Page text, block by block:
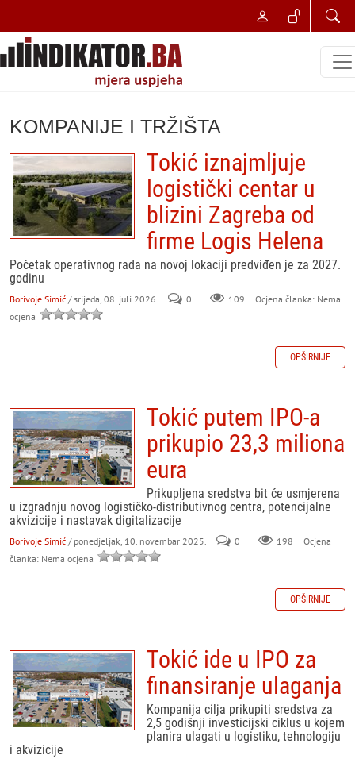
KOMPANIJE I TRŽIŠTA
Tokić iznajmljuje
logistički centar u
blizini Zagreba od
firme Logis Helena
Početak operativnog rada na novoj lokaciji predviđen je za 2027.
godinu
Borivoje Simić / srijeda, 08. juli 2026. 0 109
Ocjena članka: Nema
ocjena
OPŠIRNIJE
Tokić putem IPO-a
prikupio 23,3 miliona
eura
Prikupljena sredstva bit će usmjerena
u izgradnju novog logističko-distributivnog centra, potencijalne
akvizicije i nastavak digitalizacije
Borivoje Simić / ponedjeljak, 10. novembar 2025. 0 198
Ocjena
članka: Nema ocjena
OPŠIRNIJE
Tokić ide u IPO za
finansiranje ulaganja
Kompanija cilja prikupiti sredstva za
2,5 godišnji investicijski ciklus u kojem
planira ulagati u logistiku, tehnologiju
i akvizicije